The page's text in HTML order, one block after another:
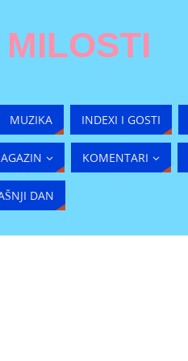
MUZIKA INDEXI I GOSTI
KOMENTARI
DAN